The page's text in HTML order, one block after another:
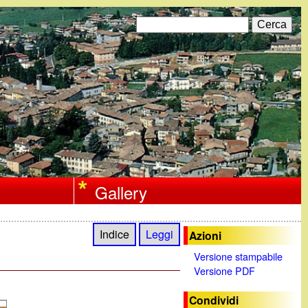
F
o
r
m
d
i
r
i
c
e
C
e
r
c
a
Gallery
Indice Leggi Azioni
Versione stampabile
Versione PDF
Condividi